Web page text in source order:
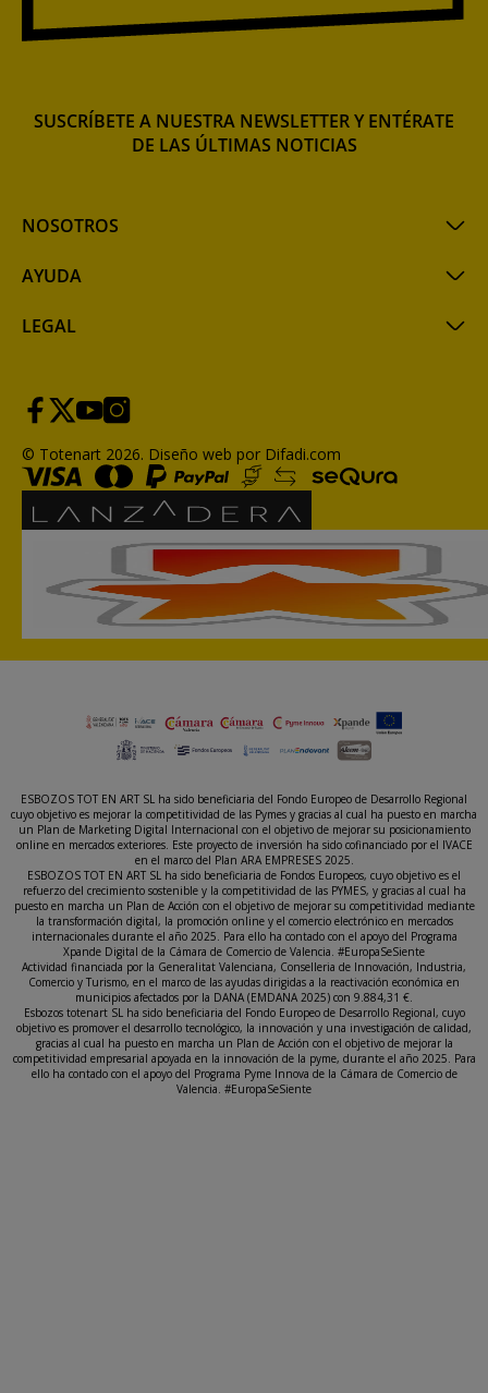
NOSOTROS
AYUDA
LEGAL
SUSCRÍBETE A NUESTRA NEWSLETTER Y ENTÉRATE
DE LAS ÚLTIMAS NOTICIAS
© Totenart 2026. Diseño web por Difadi.com
ESBOZOS TOT EN ART SL ha sido beneficiaria del Fondo Europeo de Desarrollo Regional
cuyo objetivo es mejorar la competitividad de las Pymes y gracias al cual ha puesto en marcha
un Plan de Marketing Digital Internacional con el objetivo de mejorar su posicionamiento
online en mercados exteriores. Este proyecto de inversión ha sido cofinanciado por el IVACE
en el marco del Plan ARA EMPRESES 2025.
ESBOZOS TOT EN ART SL ha sido beneficiaria de Fondos Europeos, cuyo objetivo es el
refuerzo del crecimiento sostenible y la competitividad de las PYMES, y gracias al cual ha
puesto en marcha un Plan de Acción con el objetivo de mejorar su competitividad mediante
la transformación digital, la promoción online y el comercio electrónico en mercados
internacionales durante el año 2025. Para ello ha contado con el apoyo del Programa
Xpande Digital de la Cámara de Comercio de Valencia. #EuropaSeSiente
Actividad financiada por la Generalitat Valenciana, Conselleria de Innovación, Industria,
Comercio y Turismo, en el marco de las ayudas dirigidas a la reactivación económica en
municipios afectados por la DANA (EMDANA 2025) con 9.884,31 €.
Esbozos totenart SL ha sido beneficiaria del Fondo Europeo de Desarrollo Regional, cuyo
objetivo es promover el desarrollo tecnológico, la innovación y una investigación de calidad,
gracias al cual ha puesto en marcha un Plan de Acción con el objetivo de mejorar la
competitividad empresarial apoyada en la innovación de la pyme, durante el año 2025. Para
ello ha contado con el apoyo del Programa Pyme Innova de la Cámara de Comercio de
Valencia. #EuropaSeSiente